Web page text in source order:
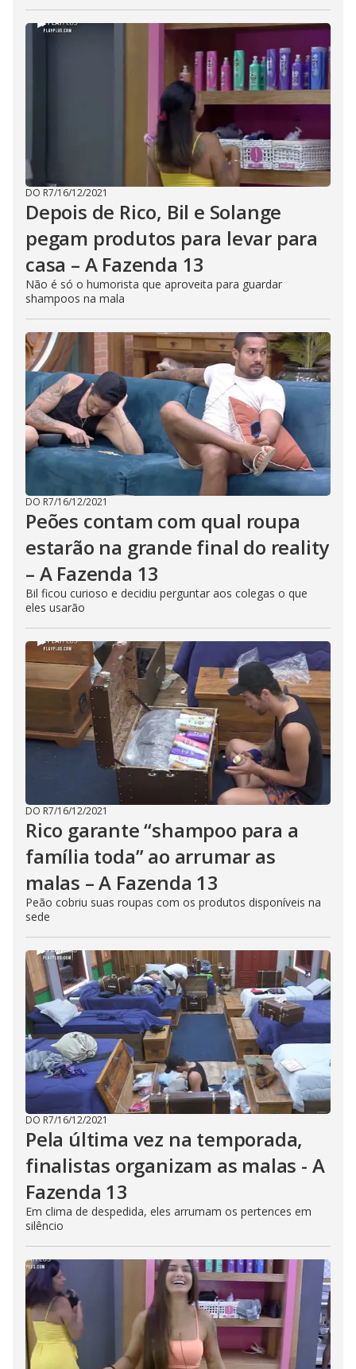
DO R7/16/12/2021
Depois de Rico, Bil e Solange
pegam produtos para levar para
casa – A Fazenda 13
Não é só o humorista que aproveita para guardar
shampoos na mala
DO R7/16/12/2021
Peões contam com qual roupa
estarão na grande final do reality
– A Fazenda 13
Bil ficou curioso e decidiu perguntar aos colegas o que
eles usarão
DO R7/16/12/2021
Rico garante “shampoo para a
família toda” ao arrumar as
malas – A Fazenda 13
Peão cobriu suas roupas com os produtos disponíveis na
sede
DO R7/16/12/2021
Pela última vez na temporada,
finalistas organizam as malas - A
Fazenda 13
Em clima de despedida, eles arrumam os pertences em
silêncio